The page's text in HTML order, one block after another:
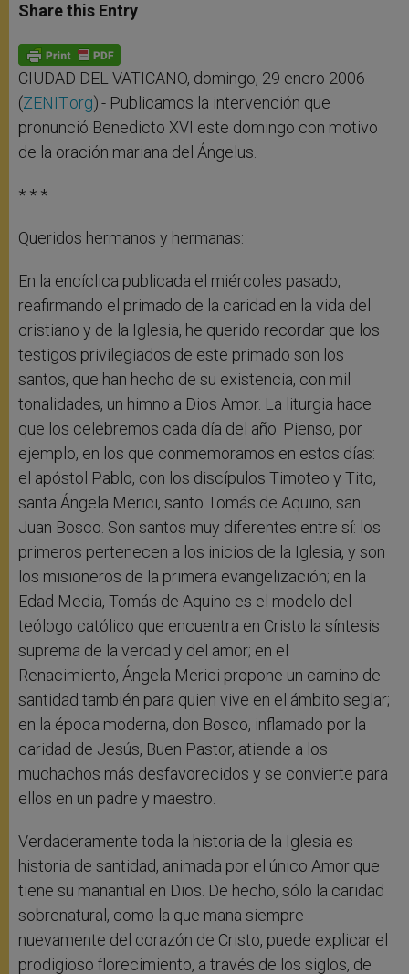
t
s
p
p
s
e
g
e
r
e
b
o
k
Share this Entry
CIUDAD DEL VATICANO, domingo, 29 enero 2006
(ZENIT.org).- Publicamos la intervención que
pronunció Benedicto XVI este domingo con motivo
de la oración mariana del Ángelus.
* * *
Queridos hermanos y hermanas:
En la encíclica publicada el miércoles pasado,
reafirmando el primado de la caridad en la vida del
cristiano y de la Iglesia, he querido recordar que los
testigos privilegiados de este primado son los
santos, que han hecho de su existencia, con mil
tonalidades, un himno a Dios Amor. La liturgia hace
que los celebremos cada día del año. Pienso, por
ejemplo, en los que conmemoramos en estos días:
el apóstol Pablo, con los discípulos Timoteo y Tito,
santa Ángela Merici, santo Tomás de Aquino, san
Juan Bosco. Son santos muy diferentes entre sí: los
primeros pertenecen a los inicios de la Iglesia, y son
los misioneros de la primera evangelización; en la
Edad Media, Tomás de Aquino es el modelo del
teólogo católico que encuentra en Cristo la síntesis
suprema de la verdad y del amor; en el
Renacimiento, Ángela Merici propone un camino de
santidad también para quien vive en el ámbito seglar;
en la época moderna, don Bosco, inflamado por la
caridad de Jesús, Buen Pastor, atiende a los
muchachos más desfavorecidos y se convierte para
ellos en un padre y maestro.
Verdaderamente toda la historia de la Iglesia es
historia de santidad, animada por el único Amor que
tiene su manantial en Dios. De hecho, sólo la caridad
sobrenatural, como la que mana siempre
nuevamente del corazón de Cristo, puede explicar el
prodigioso florecimiento, a través de los siglos, de